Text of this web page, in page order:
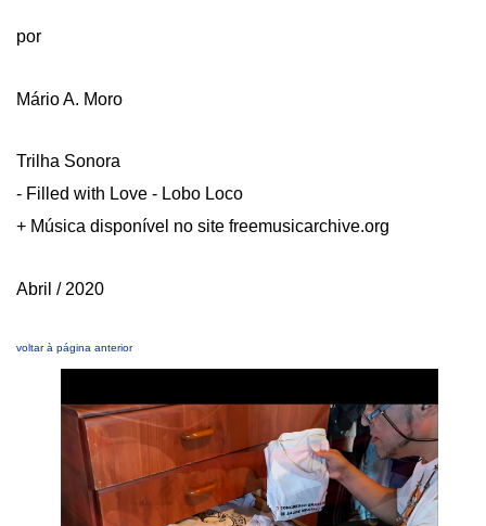
por
Mário A. Moro
Trilha Sonora
- Filled with Love - Lobo Loco
+ Música disponível no site freemusicarchive.org
Abril / 2020
voltar à página anterior